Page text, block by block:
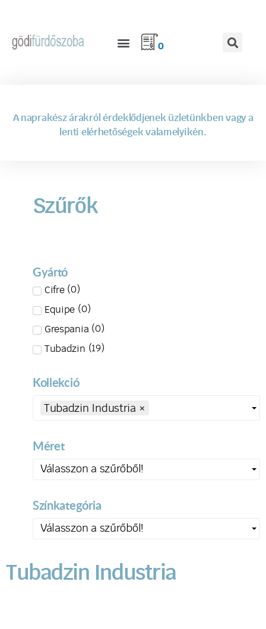
0
A naprakész árakról érdeklődjenek üzletünkben vagy a
lenti elérhetőségek valamelyikén.
Szűrők
Gyártó
Cifre (0)
Equipe (0)
Grespania (0)
Tubadzin (19)
Kollekció
Tubadzin Industria ×
Méret
Válasszon a szűrőből!
Színkategória
Válasszon a szűrőből!
Tubadzin Industria